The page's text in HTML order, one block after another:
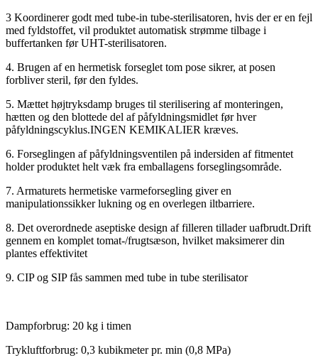
3 Koordinerer godt med tube-in tube-sterilisatoren, hvis der er en fejl
med fyldstoffet, vil produktet automatisk strømme tilbage i
buffertanken før UHT-sterilisatoren.
4. Brugen af ​​en hermetisk forseglet tom pose sikrer, at posen
forbliver steril, før den fyldes.
5. Mættet højtryksdamp bruges til sterilisering af monteringen,
hætten og den blottede del af påfyldningsmidlet før hver
påfyldningscyklus.INGEN KEMIKALIER kræves.
6. Forseglingen af ​​påfyldningsventilen på indersiden af ​​fitmentet
holder produktet helt væk fra emballagens forseglingsområde.
7. Armaturets hermetiske varmeforsegling giver en
manipulationssikker lukning og en overlegen iltbarriere.
8. Det overordnede aseptiske design af filleren tillader uafbrudt.Drift
gennem en komplet tomat-/frugtsæson, hvilket maksimerer din
plantes effektivitet
9. CIP og SIP fås sammen med tube in tube sterilisator
Dampforbrug: 20 kg i timen
Trykluftforbrug: 0,3 kubikmeter pr. min (0,8 MPa)